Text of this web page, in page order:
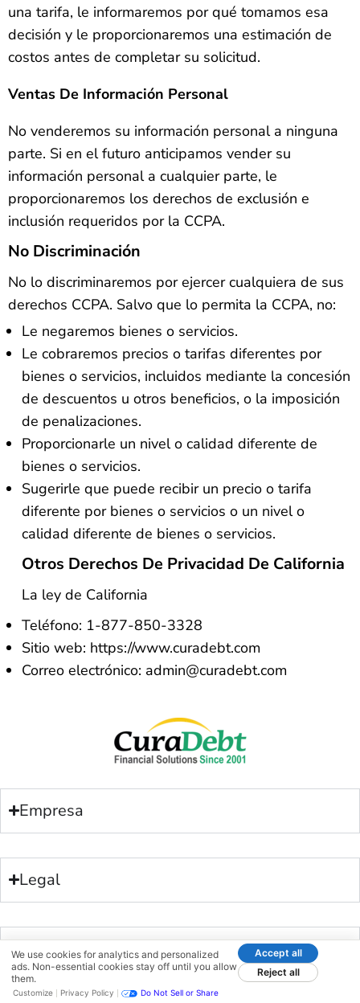
una tarifa, le informaremos por qué tomamos esa
decisión y le proporcionaremos una estimación de
costos antes de completar su solicitud.
Ventas De Información Personal
No venderemos su información personal a ninguna
parte. Si en el futuro anticipamos vender su
información personal a cualquier parte, le
proporcionaremos los derechos de exclusión e
inclusión requeridos por la CCPA.
No Discriminación
No lo discriminaremos por ejercer cualquiera de sus
derechos CCPA. Salvo que lo permita la CCPA, no:
Le negaremos bienes o servicios.
Le cobraremos precios o tarifas diferentes por
bienes o servicios, incluidos mediante la concesión
de descuentos u otros beneficios, o la imposición
de penalizaciones.
Proporcionarle un nivel o calidad diferente de
bienes o servicios.
Sugerirle que puede recibir un precio o tarifa
diferente por bienes o servicios o un nivel o
calidad diferente de bienes o servicios.
Otros Derechos De Privacidad De California
La ley de California
Teléfono: 1-877-850-3328
Sitio web: https://www.curadebt.com
Correo electrónico: admin@curadebt.com
Empresa
Legal
Soporte
We use cookies for analytics and personalized
ads. Non-essential cookies stay off until you allow
them.
Accept all
Reject all
Customize Privacy Policy Do Not Sell or Share